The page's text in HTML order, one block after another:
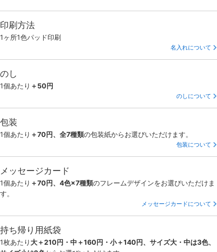
印刷方法
1ヶ所1色パッド印刷
名入れについて
のし
1個あたり ＋50円
のしについて
包装
1個あたり ＋70円、全7種類の包装紙からお選びいただけます。
包装について
メッセージカード
1個あたり ＋70円、4色×7種類のフレームデザインをお選びいただけま
す。
メッセージカードについて
持ち帰り用紙袋
1枚あたり 大＋210円・中＋160円・小＋140円、サイズ大・中は3色、